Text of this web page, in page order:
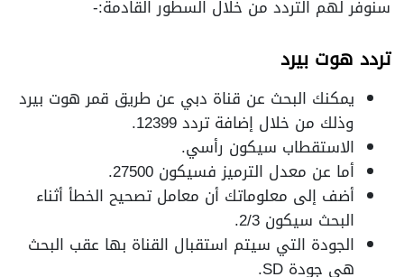
سنوفر لهم التردد من خلال السطور القادمة:-
تردد هوت بيرد
يمكنك البحث عن قناة دبي عن طريق قمر هوت بيرد
وذلك من خلال إضافة تردد 12399.
الاستقطاب سيكون رأسي.
أما عن معدل الترميز فسيكون 27500.
أضف إلى معلوماتك أن معامل تصحيح الخطأ أثناء
البحث سيكون 2/3.
الجودة التي سيتم استقبال القناة بها عقب البحث
هي جودة SD.